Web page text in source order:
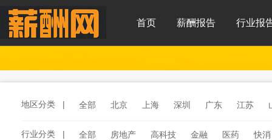
首页 薪酬报告 行业报
地区分类 | 全部 北京 上海 深圳 广东 江苏
行业分类 | 全部 房地产 高科技 金融 医药
快消